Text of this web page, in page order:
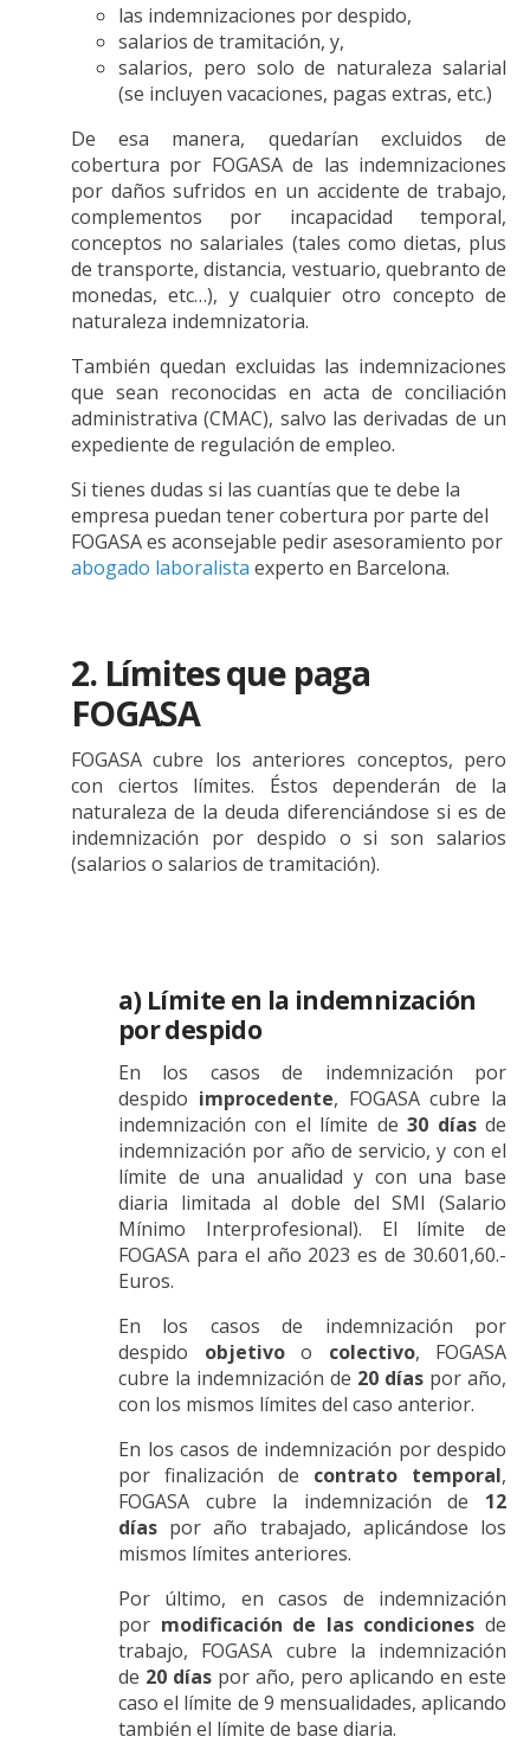
las indemnizaciones por despido,
salarios de tramitación, y,
salarios, pero solo de naturaleza salarial
(se incluyen vacaciones, pagas extras, etc.)
De esa manera, quedarían excluidos de
cobertura por FOGASA de las indemnizaciones
por daños sufridos en un accidente de trabajo,
complementos por incapacidad temporal,
conceptos no salariales (tales como dietas, plus
de transporte, distancia, vestuario, quebranto de
monedas, etc…), y cualquier otro concepto de
naturaleza indemnizatoria.
También quedan excluidas las indemnizaciones
que sean reconocidas en acta de conciliación
administrativa (CMAC), salvo las derivadas de un
expediente de regulación de empleo.
Si tienes dudas si las cuantías que te debe la
empresa puedan tener cobertura por parte del
FOGASA es aconsejable pedir asesoramiento por
abogado laboralista experto en Barcelona.
2. Límites que paga
FOGASA
FOGASA cubre los anteriores conceptos, pero
con ciertos límites. Éstos dependerán de la
naturaleza de la deuda diferenciándose si es de
indemnización por despido o si son salarios
(salarios o salarios de tramitación).
a) Límite en la indemnización
por despido
En los casos de indemnización por
despido improcedente, FOGASA cubre la
indemnización con el límite de30 díasde
indemnización por año de servicio, y con el
límite de una anualidad y con una base
diaria limitada al doble del SMI (Salario
Mínimo Interprofesional). El límite de
FOGASA para el año 2023 es de 30.601,60.-
Euros.
En los casos de indemnización por
despido objetivo o colectivo, FOGASA
cubre la indemnización de 20 días por año,
con los mismos límites del caso anterior.
En los casos de indemnización por despido
por finalización de contrato temporal,
FOGASA cubre la indemnización de 12
días por año trabajado, aplicándose los
mismos límites anteriores.
Por último, en casos de indemnización
por modificación de las condiciones de
trabajo, FOGASA cubre la indemnización
de 20 días por año, pero aplicando en este
caso el límite de 9 mensualidades, aplicando
también el límite de base diaria.